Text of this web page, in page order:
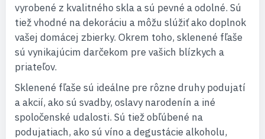
vyrobené z kvalitného skla a sú pevné a odolné. Sú
tiež vhodné na dekoráciu a môžu slúžiť ako doplnok
vašej domácej zbierky. Okrem toho, sklenené fľaše
sú vynikajúcim darčekom pre vašich blízkych a
priateľov.
Sklenené fľaše sú ideálne pre rôzne druhy podujatí
a akcií, ako sú svadby, oslavy narodenín a iné
spoločenské udalosti. Sú tiež obľúbené na
podujatiach, ako sú víno a degustácie alkoholu,